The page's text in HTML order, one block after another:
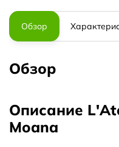
Обзор
Обзор
Описание
Moana